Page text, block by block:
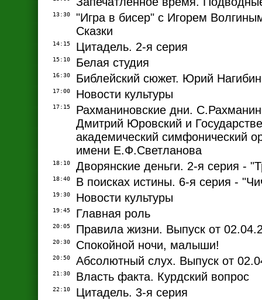
13:30
"Игра в бисер" с Игорем
Сказки
14:15 Цитадель. 2-я серия
15:10 Белая студия
16:30 Библейский сюжет. Юрий
17:00 Новости культуры
17:15
Рахманиновские дни.
Дмитрий Юровский и
академический симфонический
имени Е.Ф.Светланова
18:10 Дворянские деньги. 2-я серия -
18:40 В поисках истины. 6-я серия -
19:30 Новости культуры
19:45 Главная роль
20:05 Правила жизни. Выпуск от
20:30 Спокойной ночи, малыши!
20:50 Абсолютный слух. Выпуск от
21:30 Власть факта. Курдский вопрос
22:10 Цитадель. 3-я серия